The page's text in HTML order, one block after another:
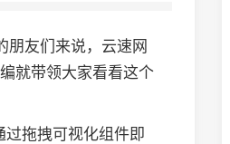
朋友们来说，云速网
就带领大家看看这个
拖拽可视化组件即